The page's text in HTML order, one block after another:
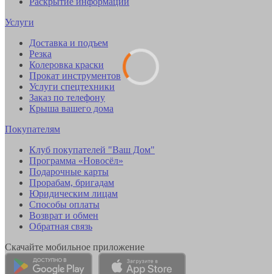
Услуги
Доставка и подъем
Резка
Колеровка краски
Прокат инструментов
Услуги спецтехники
Заказ по телефону
Крыша вашего дома
Покупателям
Клуб покупателей "Ваш Дом"
Программа «Новосёл»
Подарочные карты
Прорабам, бригадам
Юридическим лицам
Способы оплаты
Возврат и обмен
Обратная связь
Скачайте мобильное приложение